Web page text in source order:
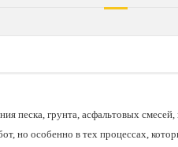
песка, грунта, асфальтовых смесей,
но особенно в тех процессах,